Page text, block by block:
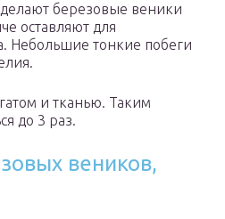
делают березовые веники
оставляют для
Небольшие тонкие побеги
и тканью. Таким
до 3 раз.
веников,